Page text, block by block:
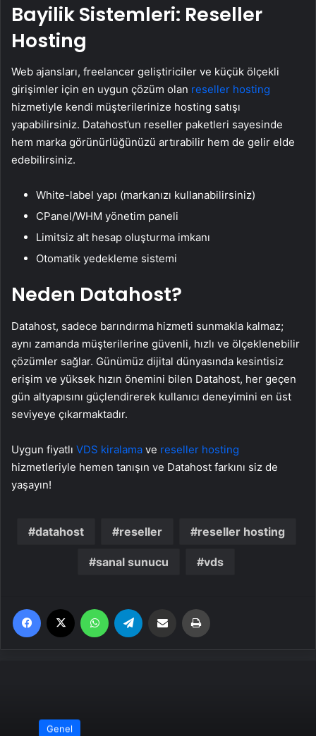
Bayilik Sistemleri: Reseller
Hosting
Web ajansları, freelancer geliştiriciler ve küçük ölçekli
girişimler için en uygun çözüm olan reseller hosting
hizmetiyle kendi müşterilerinize hosting satışı
yapabilirsiniz. Datahost’un reseller paketleri sayesinde
hem marka görünürlüğünüzü artırabilir hem de gelir elde
edebilirsiniz.
White-label yapı (markanızı kullanabilirsiniz)
CPanel/WHM yönetim paneli
Limitsiz alt hesap oluşturma imkanı
Otomatik yedekleme sistemi
Neden Datahost?
Datahost, sadece barındırma hizmeti sunmakla kalmaz;
aynı zamanda müşterilerine güvenli, hızlı ve ölçeklenebilir
çözümler sağlar. Günümüz dijital dünyasında kesintisiz
erişim ve yüksek hızın önemini bilen Datahost, her geçen
gün altyapısını güçlendirerek kullanıcı deneyimini en üst
seviyeye çıkarmaktadır.
Uygun fiyatlı VDS kiralama ve reseller hosting
hizmetleriyle hemen tanışın ve Datahost farkını siz de
yaşayın!
datahost reseller reseller hosting
sanal sunucu vds
Facebook WhatsApp Email'den paylaş
Genel